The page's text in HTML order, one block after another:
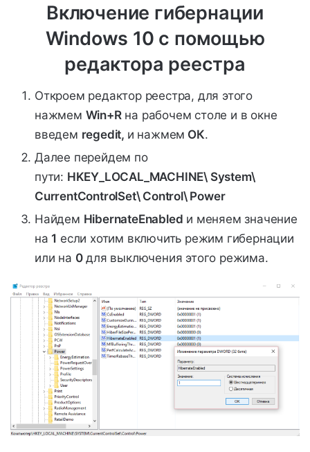
Включение гибернации
Windows 10 с помощью
редактора реестра
Откроем редактор реестра, для этого
нажмем Win+Rна рабочем столе и в окне
введем regedit, и нажмем ОК.
Далее перейдем по
пути: HKEY_LOCAL_MACHINE\ System\
CurrentControlSet\ Control\ Power
Найдем HibernateEnabled и меняем значение
на 1 если хотим включить режим гибернации
или на 0для выключения этого режима.